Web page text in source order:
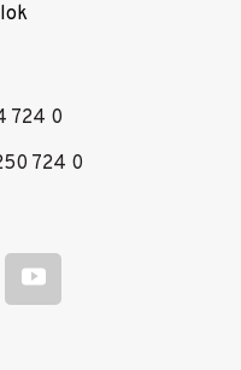
724 0
724 0